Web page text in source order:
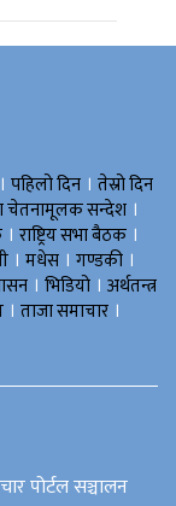
। पहिलो दिन । तेस्रो दिन
चेतनामूलक सन्देश ।
। राष्ट्रिय सभा बैठक ।
। मधेस । गण्डकी ।
। भिडियो । अर्थतन्त्र
। ताजा समाचार ।
पोर्टल सञ्चालन